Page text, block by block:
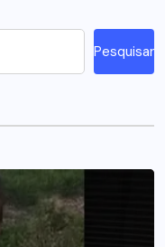
Pesquisar